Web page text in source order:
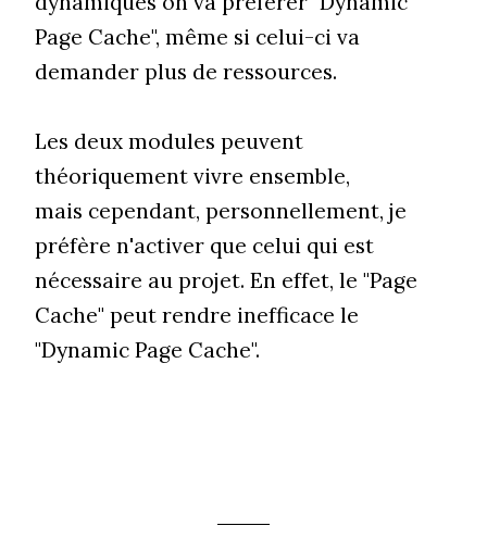
Page Cache", même si celui-ci va
demander plus de ressources.
Les deux modules peuvent
théoriquement vivre ensemble,
mais cependant, personnellement, je
préfère n'activer que celui qui est
nécessaire au projet. En effet, le "Page
Cache" peut rendre inefficace le
"Dynamic Page Cache".